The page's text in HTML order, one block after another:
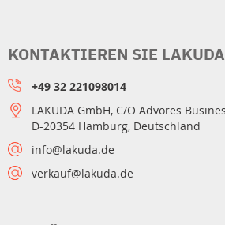
KONTAKTIEREN SIE LAKUDA
+49 32 221098014
LAKUDA GmbH, C/O Advores
D-20354 Hamburg, Deutschland
info@lakuda.de
verkauf@lakuda.de